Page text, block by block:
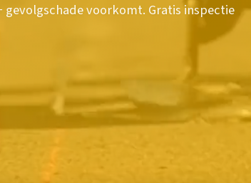
gevolgschade voorkomt. Gratis inspectie